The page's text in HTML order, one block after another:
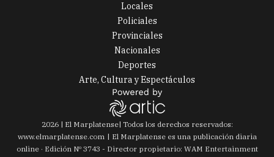
Locales
Policiales
Provinciales
Nacionales
Deportes
Arte, Cultura y Espectáculos
2026| El Marplatense| Todos los derechos reservados:
www.elmarplatense.com
El Marplatense es una publicación diaria
online · Edición Nº 3743 - Director propietario: WAM Entertainment